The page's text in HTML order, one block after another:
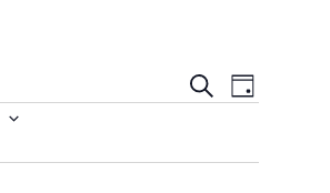
Recherche
et
de
Recherche
de
Jour